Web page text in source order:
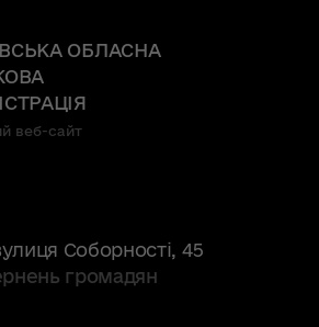
ОБЛАСНА
веб-сайт
Соборності, 45
громадян